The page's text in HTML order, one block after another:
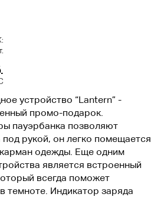
устройство “Lantern” -
промо-подарок.
пауэрбанка позволяют
под рукой, он легко помещается
одежды. Еще одним
является встроенный
всегда поможет
темноте. Индикатор заряда